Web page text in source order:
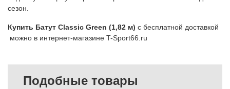
сезон.
Купить Батут Classic Green (1,82 м) с бесплатной доставкой
можно в интернет-магазине T-Sport66.ru
Подобные товары